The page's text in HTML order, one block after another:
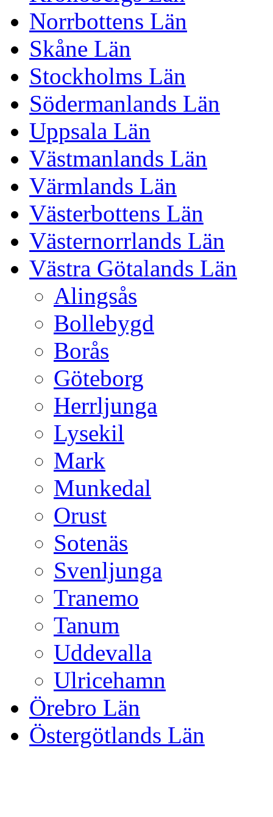
Norrbottens Län
Skåne Län
Stockholms Län
Södermanlands Län
Uppsala Län
Västmanlands Län
Värmlands Län
Västerbottens Län
Västernorrlands Län
Västra Götalands Län
Alingsås
Bollebygd
Borås
Göteborg
Herrljunga
Lysekil
Mark
Munkedal
Orust
Sotenäs
Svenljunga
Tranemo
Tanum
Uddevalla
Ulricehamn
Örebro Län
Östergötlands Län